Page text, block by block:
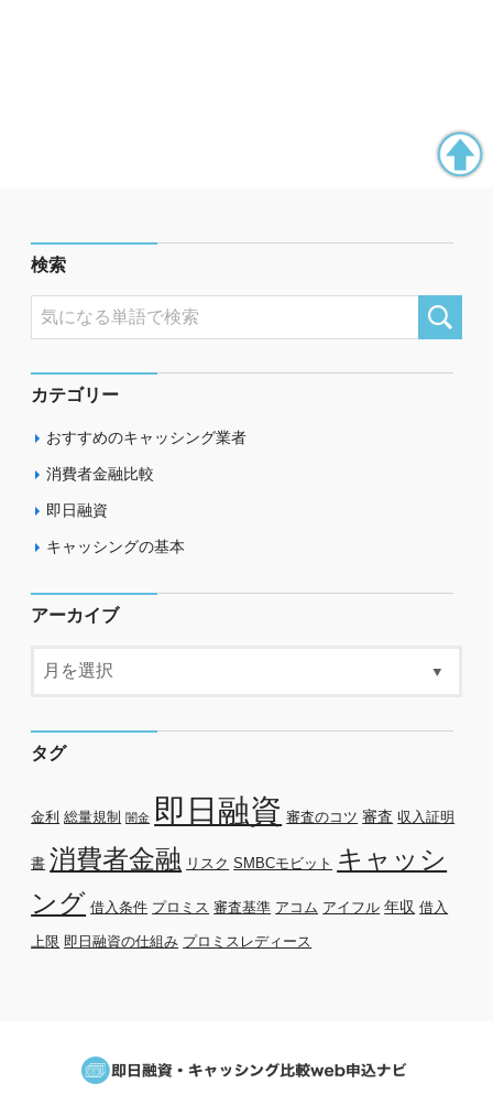
検索
カテゴリー
おすすめのキャッシング業者
消費者金融比較
即日融資
キャッシングの基本
アーカイブ
タグ
金利 総量規制 闇金 即日融資 審査のコツ 審査 収入証明
書 消費者金融 リスク SMBCモビット
キャッシ
ング 借入条件 プロミス 審査基準 アコム アイフル 年収 借入
上限 即日融資の仕組み プロミスレディース